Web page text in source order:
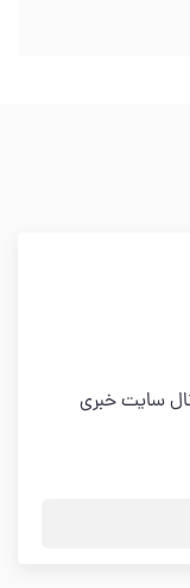
سایت خبری